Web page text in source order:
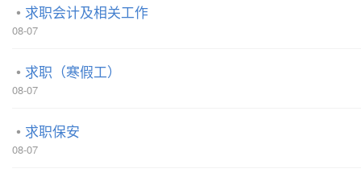
求职会计及相关工作
08-07
求职（寒假工）
08-07
求职保安
08-07